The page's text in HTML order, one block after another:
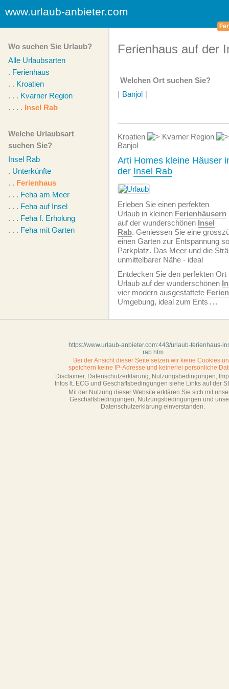
www.urlaub-anbieter.com
Wo suchen Sie Urlaub?
Alle Urlaubsarten
. Ferienhaus
. . Kroatien
. . . Kvarner Region
. . . . Insel Rab
Welche Urlaubsart
suchen Sie?
Insel Rab
. Unterkünfte
. . Ferienhaus
. . . Feha am Meer
. . . Feha auf Insel
. . . Feha f. Erholung
. . . Feha mit Garten
Ferienhaus auf der
Welchen Ort suchen Sie?
| Banjol |
Kroatien
Kvarner Region
Banjol
Arti Homes kleine Häuser
der Insel Rab
Erleben Sie einen perfekten
Urlaub in kleinen Ferienhäusern
auf der wunderschönen Insel
Rab. Geniessen Sie eine
einen Garten zur Entspannung
Parkplatz. Das Meer und die
unmittelbarer Nähe - ideal
Entdecken Sie den perfekten
Urlaub auf der wunderschönen
vier modern ausgestattete
Umgebung, ideal zum Ents ...
https://www.urlaub-anbieter.com:443/urlaub-ferienhaus-
rab.htm
Bei der Ansicht dieser Seite setzen wir keine Cookies
speichern keine IP-Adresse und keinerlei persönliche
Disclaimer, Datenschutzerklärung, Nutzungsbedingungen,
Infos lt. ECG und Geschäftsbedingungen siehe Links auf der
Mit der Nutzung dieser Website erklären Sie sich mit
Geschäftsbedin­gungen, Nutzungsbedingungen und
Datenschutzerklärung einverstanden.